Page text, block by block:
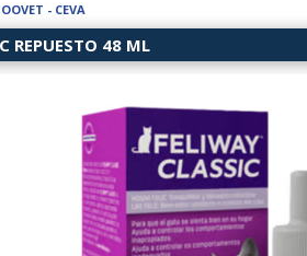
- CEVA
REPUESTO 48 ML